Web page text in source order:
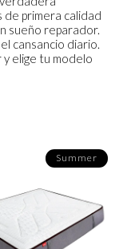
de primera calidad
sueño reparador.
cansancio diario.
elige tu modelo
Summer